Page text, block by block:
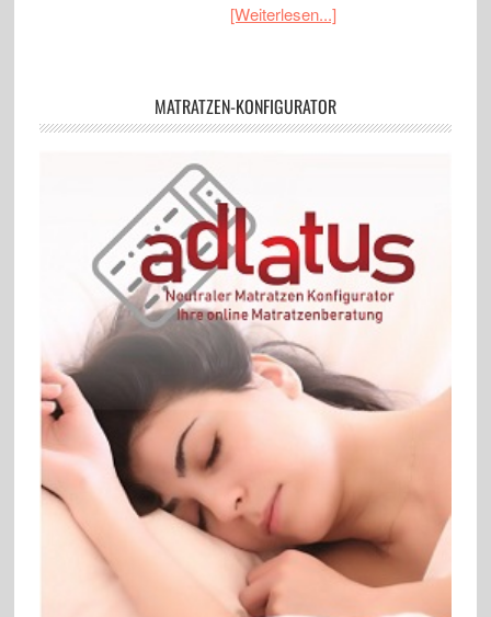
[Weiterlesen...]
MATRATZEN-KONFIGURATOR